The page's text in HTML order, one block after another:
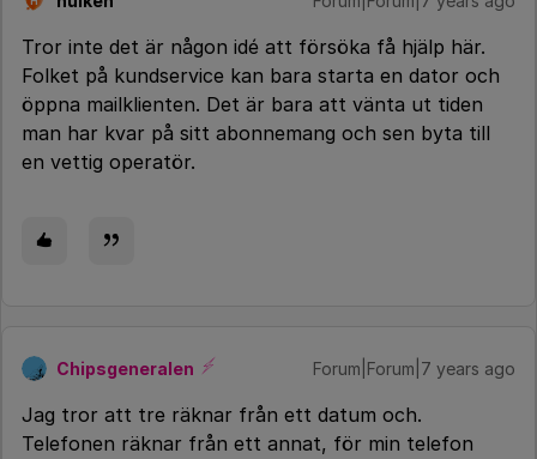
Tror inte det är någon idé att försöka få hjälp här.
Folket på kundservice kan bara starta en dator och
öppna mailklienten. Det är bara att vänta ut tiden
man har kvar på sitt abonnemang och sen byta till
en vettig operatör.
Chipsgeneralen Forum|Forum|7 years ago
Jag tror att tre räknar från ett datum och.
Telefonen räknar från ett annat, för min telefon